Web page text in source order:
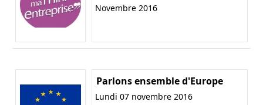
Novembre 2016
Parlons ensemble d'Europe
Lundi 07 novembre 2016